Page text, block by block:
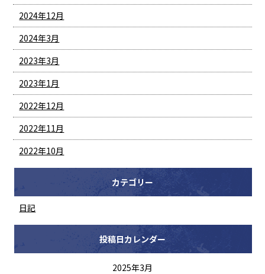
2024年12月
2024年3月
2023年3月
2023年1月
2022年12月
2022年11月
2022年10月
カテゴリー
日記
投稿日カレンダー
2025年3月